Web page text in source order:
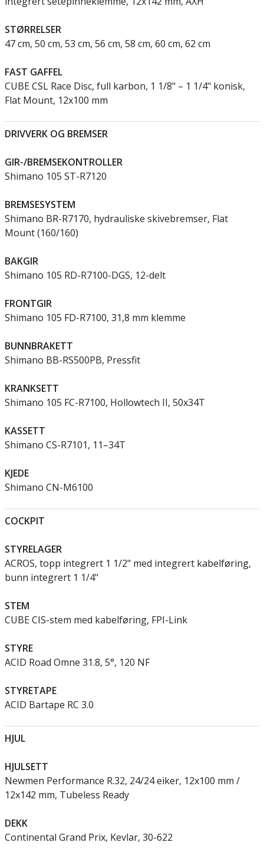
STØRRELSER
47 cm, 50 cm, 53 cm, 56 cm, 58 cm, 60 cm, 62 cm
FAST GAFFEL
CUBE CSL Race Disc, full karbon, 1 1/8" – 1 1/4" konisk,
Flat Mount, 12x100 mm
DRIVVERK OG BREMSER
GIR-/BREMSEKONTROLLER
Shimano 105 ST-R7120
BREMSESYSTEM
Shimano BR-R7170, hydrauliske skivebremser, Flat
Mount (160/160)
BAKGIR
Shimano 105 RD-R7100-DGS, 12-delt
FRONTGIR
Shimano 105 FD-R7100, 31,8 mm klemme
BUNNBRAKETT
Shimano BB-RS500PB, Pressfit
KRANKSETT
Shimano 105 FC-R7100, Hollowtech II, 50x34T
KASSETT
Shimano CS-R7101, 11–34T
KJEDE
Shimano CN-M6100
COCKPIT
STYRELAGER
ACROS, topp integrert 1 1/2" med integrert kabelføring,
bunn integrert 1 1/4"
STEM
CUBE CIS-stem med kabelføring, FPI-Link
STYRE
ACID Road Omne 31.8, 5°, 120 NF
STYRETAPE
ACID Bartape RC 3.0
HJUL
HJULSETT
Newmen Performance R.32, 24/24 eiker, 12x100 mm /
12x142 mm, Tubeless Ready
DEKK
Continental Grand Prix, Kevlar, 30-622